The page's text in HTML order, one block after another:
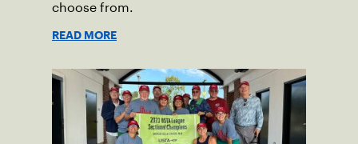
choose from.
READ MORE